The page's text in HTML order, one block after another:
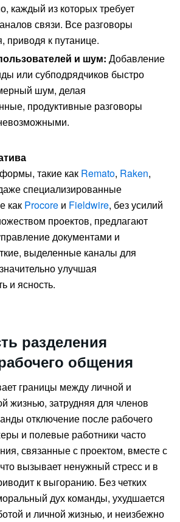
каждый из которых требует
связи. Все разговоры
приводя к путанице.
и шум: Добавление
или субподрядчиков быстро
шум, делая
продуктивные разговоры
такие как Remato, Raken,
специализированные
как Procore и Fieldwire, без усилий
проектов, предлагают
документами и
выделенные каналы для
улучшая
и ясность.
разделения
общения
границы между личной и
жизнью, затрудняя для членов
отключение после рабочего
и полевые работники часто
связанные с проектом, вместе с
вызывает ненужный стресс и в
к выгоранию. Без четких
дух команды, ухудшается
и личной жизнью, и неизбежно